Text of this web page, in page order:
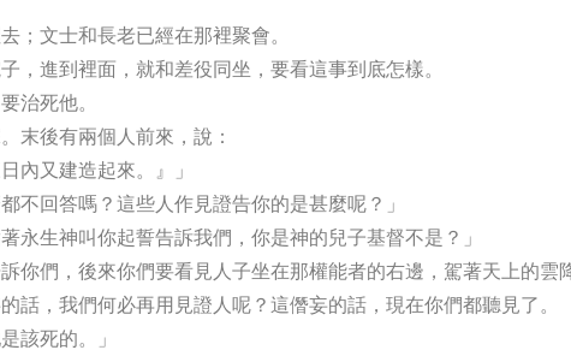
；文士和長老已經在那裡聚會。
，進到裡面，就和差役同坐，要看這事到底怎樣。
治死他。
末後有兩個人前來，說：
內又建造起來。』」
不回答嗎？這些人作見證告你的是甚麼呢？」
永生神叫你起誓告訴我們，你是神的兒子基督不是？」
你們，後來你們要看見人子坐在那權能者的右邊，駕著天上的雲
話，我們何必再用見證人呢？這僭妄的話，現在你們都聽見了。
該死的。」